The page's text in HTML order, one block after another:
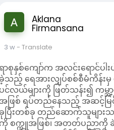
ာ အပြောင်းအလဲကောင်းတွေစတ
ျွမ်းကျင်ပညာရှင်တွေရောက်လာ
ေးလိုင်းတွေပြုပြင်တည်ဆောက်ပ
ညာသင်တန်းတွေအခမဲ့ဖွင့်လှစ်ပေး
ယ်သမားတွေလက်တွေ့သင်ယူခွ
ာပြီ။ ပညာရေးကဏ္ဍမှာလည်
ာအုပ်အမျိုးမျိုးလှူဒါန်းပေးပြီး
ျားဖွင့်ပေးကာ မြန်မာ့ပညာရေး
ထောက်အကူပြုပေးနေတယ်။
နေ၆နာရီအလုပ်ပြီးရင် အိမ်ပ
းတက်စေသည်။
မာလူမျိုးတစ်ဦးအနေဖြင့် ကျွ
းညံ့သိမ်မွေ့ပြီး ဖော်ရွေကာ၊ စိ
ည်။ လမ်းညွှန်ချက် သို့မဟုတ်
သည် စိတ်ရှည်ရှည်ဖြင့် ဖြေကြာ
ါသည်။ ယဉ်ကျေးမှုနှင့် ခရီးသွ
င် ကြွယ်ဝသည်။ ရှေးဟောင်းမြို့မ
ောင်ချီသော သမိုင်းကြောင်းဖြ
ျားသည် လှပပြီး ကွဲပြားသည်။
ော ဖွံ့ဖြိုးတိုးတက်မှုကို လိုက်စားခ
သက်မွေးဝမ်းကျောင်းမှုကို သေ
ြန်မာနိုင်ငံတို့သည် အချင်းချင်း အ
ြန်မာနိုင်ငံရှိ အိမ်ထောင်စုထောင်
ျမ်းသာမှုလမ်းကြောင်းကို ထွ
ကြသည်။"
Aklana
Firmansana
3 w- Translate
ာစုနှစ်ကျော်က အလင်းရောင်ပါး
သည့် ရေအားလျှပ်စစ်စီမံကိန်းမှ
င်လယ်များကို ဖြတ်သန်း၍ ကမ္
ဖြစ် ရပ်တည်နေသည့် အဆင့်မြ
ပြီးတစ်ခု တည်ဆောက်သူများသည်
စက္ကူအဖြစ်၊ အတတ်ပညာကို ခဲ